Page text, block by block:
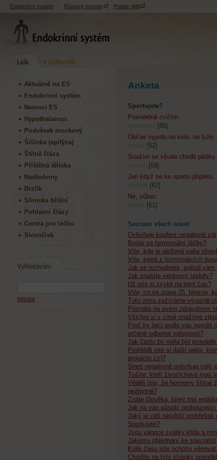
Endokrinní systém Růstový hormon Prader-Willi
Aktuálně na ES
Endokrinní systém
Nemoci ES
Hypothalamus
Podvěsek mozkový
Šišinka (epifýza)
Štítná žláza
Příštítná tělíska
Nadledviny
Brzlík
Slinivka břišní
Pohlavní žlázy
Centra pro léčbu
Slovníček
Hledat
Anketa
Sportujete?
Pravidelně cvičím.
[86]
Občas vyjedu na kolo, na
[52]
Snažím se všude chodit pěšky.
[58]
Jen když se ke sportu připletu.
[62]
Ne, vůbec.
[51]
Seznam všech anket
Ovlivňuje kouření negativně
Bojíte se hormonální léčby?
Víte, kde je uložená vaše
Víte, která z hormonálních
Jak se rozhodnete, pokud
Jak snášíte venkovní teploty?
Už jste si zvykli na letní čas?
Víte, co se stane 25. března,
Tuto zimu zažíváme výrazně
Poznáte na svém zdravotním
Všichni si v zimě snažíme
Proč by laici podle vás neměli
určené odborné veřejnosti?
Jak často by měla být
Prohlédli jste si další weby,
prolaktin.cz)?
Stres negativně ovlivňuje celý
Tušíte, kteří živočichové mají
Věděli jste, že hormony štítné
nezbytné?
Znáte člověka, který trpí
Jak na vás působí probouzející
Jaký je váš největší prohřešek
Sportujete?
Jsou vánoce svátky klidu a
Jakému objednání ke
Kolik času jste ochotni
Chodíte na tyto stránky